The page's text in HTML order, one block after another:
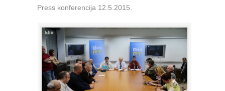
Press konferencija 12.5.2015.